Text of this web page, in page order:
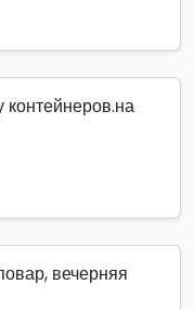
контейнеров.на
вечерняя